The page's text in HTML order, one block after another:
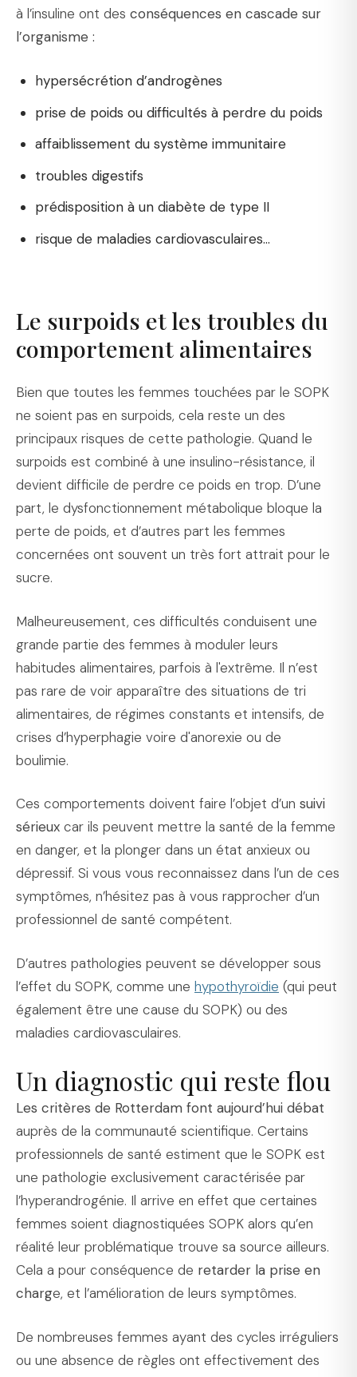
à l’insuline ont des conséquences en cascade sur
l’organisme :
hypersécrétion d’androgènes
prise de poids ou difficultés à perdre du poids
affaiblissement du système immunitaire
troubles digestifs
prédisposition à un diabète de type II
risque de maladies cardiovasculaires…
Le surpoids et les troubles du
comportement alimentaires
Bien que toutes les femmes touchées par le SOPK
ne soient pas en surpoids, cela reste un des
principaux risques de cette pathologie. Quand le
surpoids est combiné à une insulino-résistance, il
devient difficile de perdre ce poids en trop. D’une
part, le dysfonctionnement métabolique bloque la
perte de poids, et d’autres part les femmes
concernées ont souvent un très fort attrait pour le
sucre.
Malheureusement, ces difficultés conduisent une
grande partie des femmes à moduler leurs
habitudes alimentaires, parfois à l'extrême. Il n’est
pas rare de voir apparaître des situations de tri
alimentaires, de régimes constants et intensifs, de
crises d’hyperphagie voire d'anorexie ou de
boulimie.
Ces comportements doivent faire l’objet d’un suivi
sérieux car ils peuvent mettre la santé de la femme
en danger, et la plonger dans un état anxieux ou
dépressif. Si vous vous reconnaissez dans l’un de ces
symptômes, n’hésitez pas à vous rapprocher d’un
professionnel de santé compétent.
D’autres pathologies peuvent se développer sous
l’effet du SOPK, comme une hypothyroïdie (qui peut
également être une cause du SOPK) ou des
maladies cardiovasculaires.
Un diagnostic qui reste flou
Les critères de Rotterdam font aujourd’hui débat
auprès de la communauté scientifique. Certains
professionnels de santé estiment que le SOPK est
une pathologie exclusivement caractérisée par
l’hyperandrogénie. Il arrive en effet que certaines
femmes soient diagnostiquées SOPK alors qu’en
réalité leur problématique trouve sa source ailleurs.
Cela a pour conséquence de retarder la prise en
charge, et l’amélioration de leurs symptômes.
De nombreuses femmes ayant des cycles irréguliers
ou une absence de règles ont effectivement des